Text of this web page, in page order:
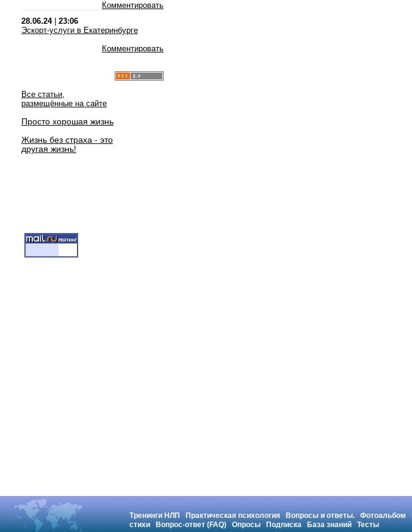
Комментировать
28.06.24| 23:06
Эскорт-услуги в Екатеринбурге
Комментировать
Все статьи,
размещённые на сайте
Просто хорошая жизнь
Жизнь без страха - это
другая жизнь!
Тренинги НЛП Практическая психология Вопросы и ответы. Фотоальбом
стихи
Вопрос-ответ (FAQ) Опросы Подписка База знаний Тесты